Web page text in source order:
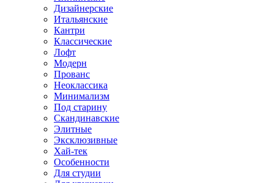
Дизайнерские
Итальянские
Кантри
Классические
Лофт
Модерн
Прованс
Неоклассика
Минимализм
Под старину
Скандинавские
Элитные
Эксклюзивные
Хай-тек
Особенности
Для студии